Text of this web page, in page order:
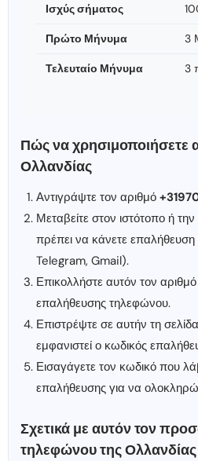
Ισχύς σήματος
Πρώτο Μήνυμα 3
Τελευταίο Μήνυμα 3
Πώς να χρησιμοποιήσετε
Ολλανδίας
Αντιγράψτε τον αριθμό
Μεταβείτε στον ιστότοπο ή
πρέπει να κάνετε
Telegram, Gmail).
Επικολλήστε αυτόν τον
επαλήθευσης τηλεφώνου.
Επιστρέψτε σε αυτήν τη
εμφανιστεί ο κωδικός
Εισαγάγετε τον κωδικό που
επαλήθευσης για να
Σχετικά με αυτόν τον
τηλεφώνου της Ολλανδίας